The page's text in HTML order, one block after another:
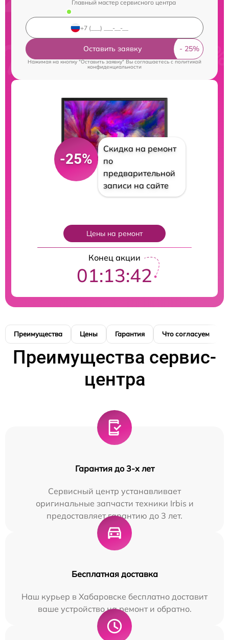
Главный мастер сервисного центра
Оставить заявку
Нажимая на кнопку "Оставить заявку" Вы соглашаетесь c политикой
конфиденциальности
-25%
Скидка на ремонт
по
предварительной
записи на сайте
Цены на ремонт
Конец акции
01:13:40
Преимущества Цены Гарантия Что согласуем
Преимущества сервис-
центра
Гарантия до 3-х лет
Сервисный центр устанавливает
оригинальные запчасти техники Irbis и
предоставляет гарантию до 3 лет.
Бесплатная доставка
Наш курьер в Хабаровске бесплатно доставит
ваше устройство на ремонт и обратно.